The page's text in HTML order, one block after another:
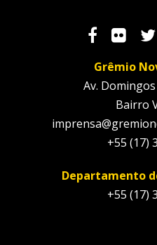
Grêmio
Av.
Bairro
+55 (17)
Departamento
+55 (17)